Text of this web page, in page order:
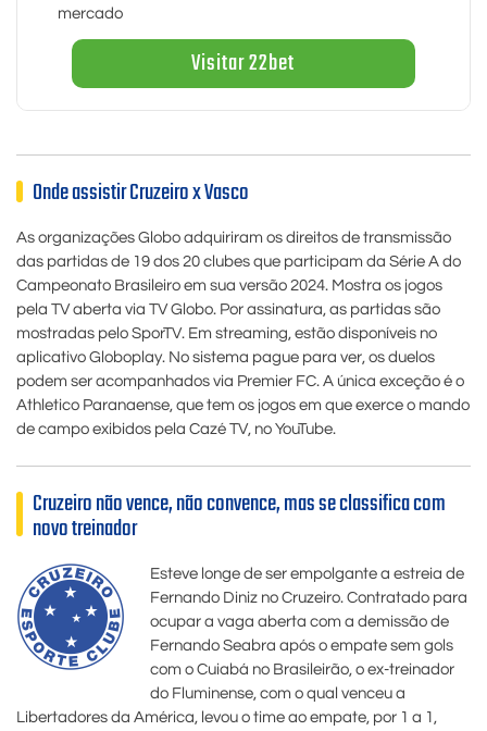
mercado
Visitar 22bet
Onde assistir Cruzeiro x Vasco
As organizações Globo adquiriram os direitos de transmissão
das partidas de 19 dos 20 clubes que participam da Série A do
Campeonato Brasileiro em sua versão 2024. Mostra os jogos
pela TV aberta via TV Globo. Por assinatura, as partidas são
mostradas pelo SporTV. Em streaming, estão disponíveis no
aplicativo Globoplay. No sistema pague para ver, os duelos
podem ser acompanhados via Premier FC. A única exceção é o
Athletico Paranaense, que tem os jogos em que exerce o mando
de campo exibidos pela Cazé TV, no YouTube.
Cruzeiro não vence, não convence, mas se classifica com
novo treinador
Esteve longe de ser empolgante a estreia de
Fernando Diniz no Cruzeiro. Contratado para
ocupar a vaga aberta com a demissão de
Fernando Seabra após o empate sem gols
com o Cuiabá no Brasileirão, o ex-treinador
do Fluminense, com o qual venceu a
Libertadores da América, levou o time ao empate, por 1 a 1,